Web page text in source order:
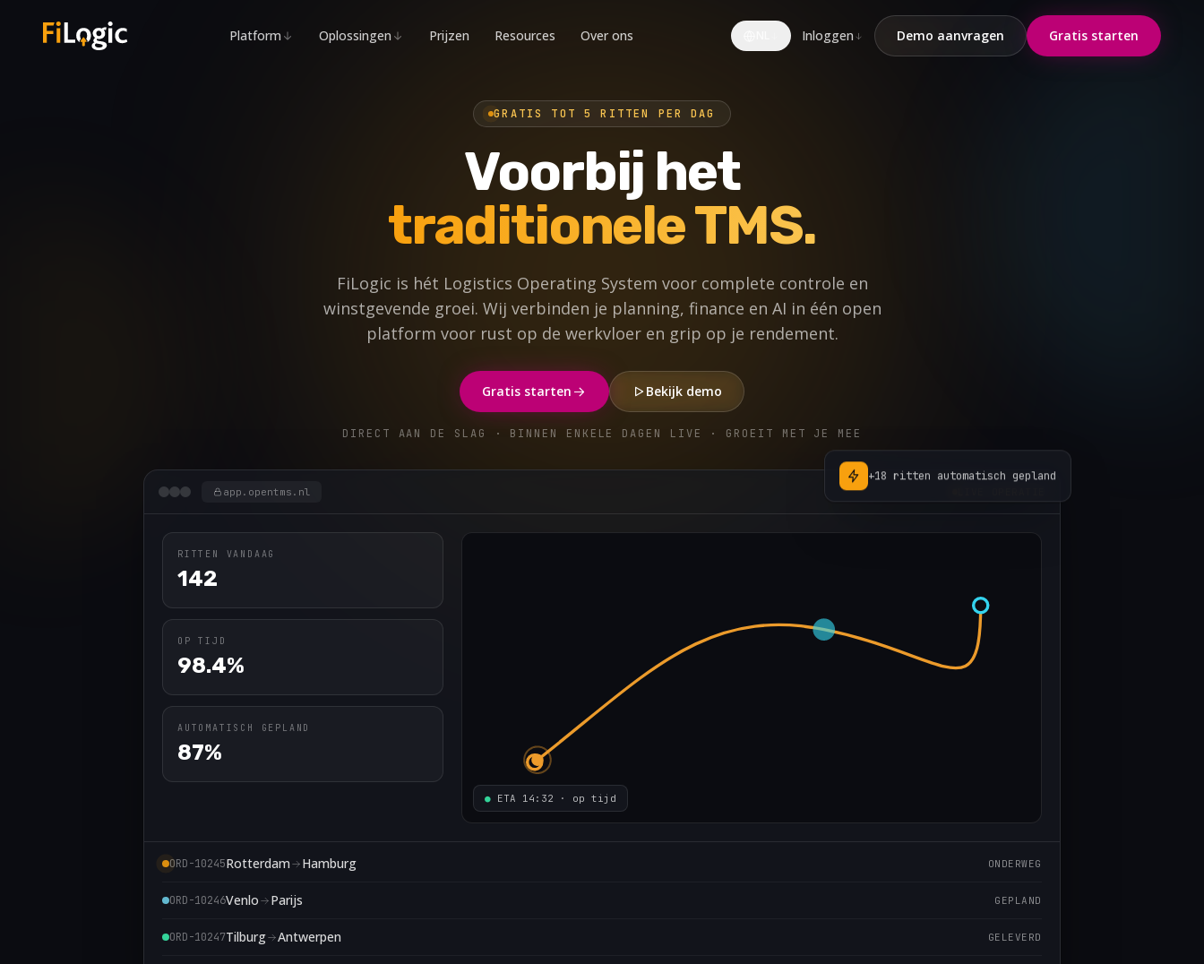
Platform Oplossingen Prijzen Resources Over ons Inloggen Demo aanvragen Gratis starten
GRATIS TOT 5 RITTEN PER DAG
Voorbij het
traditionele TMS.
FiLogic is hét Logistics Operating System voor complete controle en
winstgevende groei. Wij verbinden je planning, finance en AI in één open
platform voor rust op de werkvloer en grip op je rendement.
Gratis starten Bekijk demo
DIRECT AAN DE SLAG · BINNEN ENKELE DAGEN LIVE · GROEIT MET JE MEE
app.opentms.nl
RITTEN VANDAAG
142
OP TIJD
98.4%
AUTOMATISCH GEPLAND
87%
● ETA 14:32 · op tijd
ORD-10245Rotterdam Hamburg ONDERWEG
ORD-10246Venlo Parijs GEPLAND
ORD-10247Tilburg Antwerpen GELEVERD
+18 ritten automatisch gepland